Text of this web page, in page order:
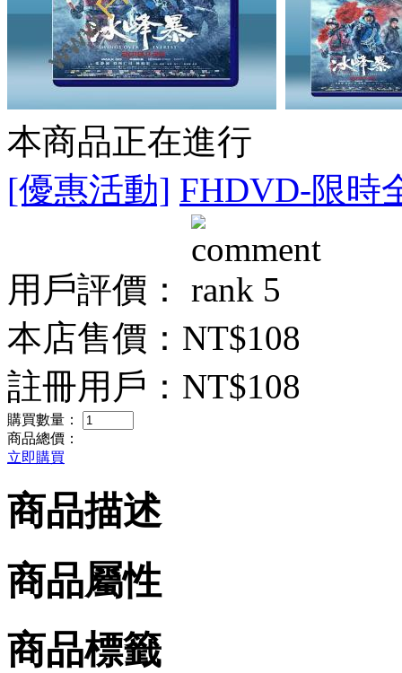
本商品正在進行
[優惠活動] FHDVD-限時
用戶評價：
本店售價： NT$108
註冊用戶： NT$108
購買數量：
商品總價：
立即購買
商品描述
商品屬性
商品標籤